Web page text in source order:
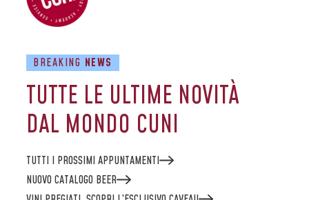
BREAKING NEWS
TUTTE LE ULTIME NOVITÀ
DAL MONDO CUNI
TUTTI I PROSSIMI APPUNTAMENTI
NUOVO CATALOGO BEER